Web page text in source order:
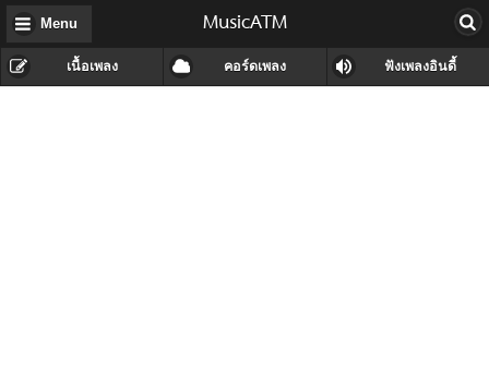
Menu MusicATM
เนื้อเพลง คอร์ดเพลง ฟังเพลงอินดี้